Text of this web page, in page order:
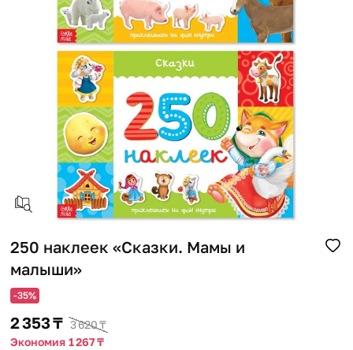
250 наклеек «Сказки. Мамы и
малыши»
-35%
2 353 ₸ 3 620 ₸
Экономия 1 267 ₸
Корзина
Избранное
История просмотров
Способы доставки
Способы оплаты